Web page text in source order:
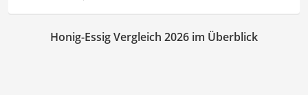
Honig-Essig Vergleich 2026 im Überblick